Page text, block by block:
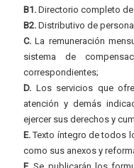
B1. Directorio completo
B2. Distributivo de personal
C. La remuneración
sistema de
correspondientes;
D. Los servicios que
atención y demás
ejercer sus derechos y
E.Texto íntegro de todos
como sus anexos y